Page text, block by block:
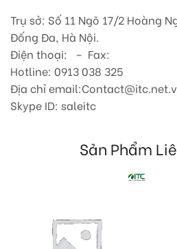
Trụ sở: Số 11 Ngõ 17/2 Hoàng
Đống Đa, Hà Nội.
Điện thoại: – Fax:
Hotline: 0913 038 325
Địa chỉ
Skype ID: saleitc
Sản Phẩm